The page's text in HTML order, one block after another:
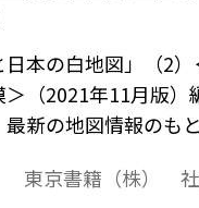
本の白地図」（2）
（2021年11月版）
新の地図情報のも
クシート作成などで
東京書籍（株）